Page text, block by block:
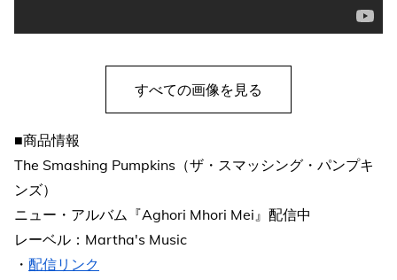
すべての画像を見る
■商品情報
The Smashing Pumpkins（ザ・スマッシング・パンプキ
ンズ）
ニュー・アルバム『Aghori Mhori Mei』配信中
レーベル：Martha's Music
・ 配信リンク